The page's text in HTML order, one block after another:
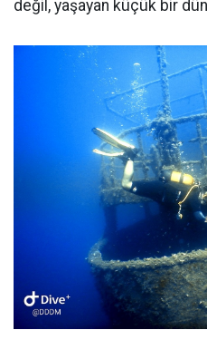
değil, yaşayan küçük bir